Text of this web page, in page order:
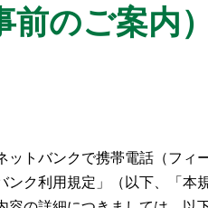
前のご案内）
トバンクで携帯電話（フィ
ンク利用規定」（以下、「本